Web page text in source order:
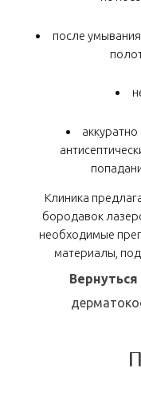
после
Клиника
бородавок
необходимые
материалы,